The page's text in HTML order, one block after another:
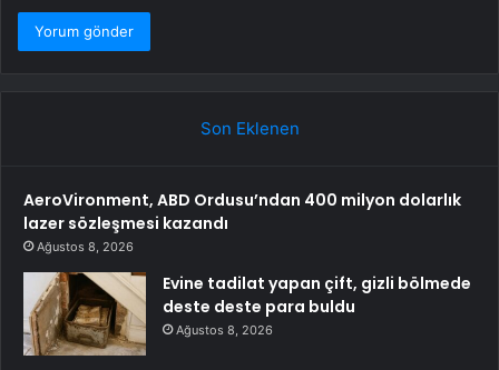
Son Eklenen
AeroVironment, ABD Ordusu’ndan 400 milyon dolarlık
lazer sözleşmesi kazandı
Ağustos 8, 2026
Evine tadilat yapan çift, gizli bölmede
deste deste para buldu
Ağustos 8, 2026